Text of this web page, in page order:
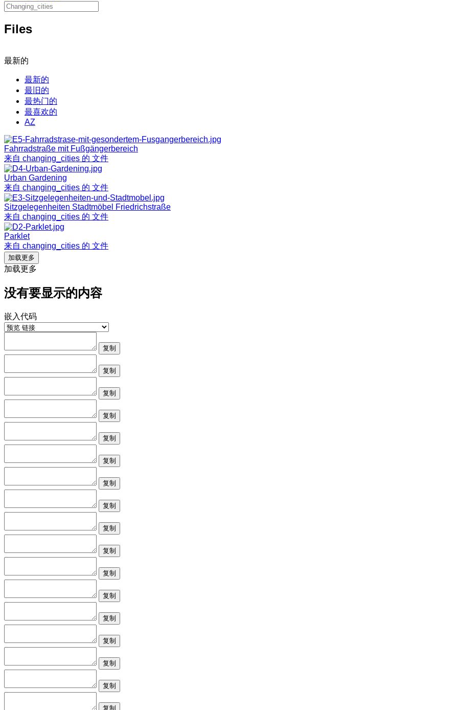
Files
最新的
最新的
最旧的
最热门的
最喜欢的
AZ
Fahrradstraße mit Fußgängerbereich
来自 changing_cities 的 文件
Urban Gardening
来自 changing_cities 的 文件
Sitzgelegenheiten Stadtmöbel Friedrichstraße
来自 changing_cities 的 文件
Parklet
来自 changing_cities 的 文件
加载更多
加载更多
没有要显示的内容
嵌入代码
复制
复制
复制
复制
复制
复制
复制
复制
复制
复制
复制
复制
复制
复制
复制
复制
复制